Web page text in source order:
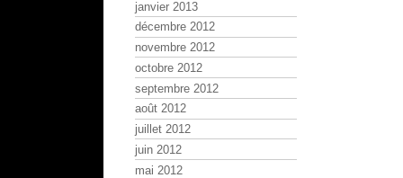
janvier 2013
décembre 2012
novembre 2012
octobre 2012
septembre 2012
août 2012
juillet 2012
juin 2012
mai 2012